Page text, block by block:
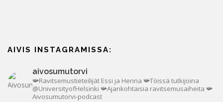
AIVIS INSTAGRAMISSA:
aivosumutorvi
📯Ravitsemustieteilijät Essi ja Henna 📯Töissä tutkijoina
@UniversityofHelsinki 📯Ajankohtaisia ravitsemusaiheita 📯
Aivosumutorvi-podcast